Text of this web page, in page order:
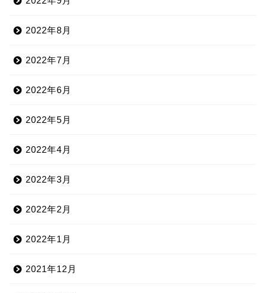
2022年8月
2022年7月
2022年6月
2022年5月
2022年4月
2022年3月
2022年2月
2022年1月
2021年12月